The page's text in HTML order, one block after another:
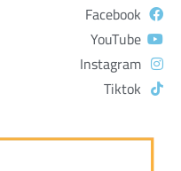
Facebook
YouTube
Instagram
Tiktok